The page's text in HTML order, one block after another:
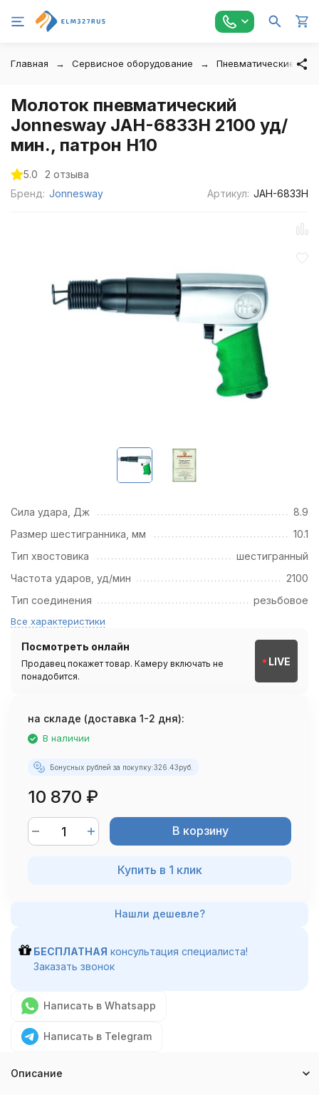
Главная Сервисное оборудование Пневматические
Молоток пневматический
Jonnesway JAH-6833H 2100 уд/
мин., патрон H10
5.0
2 отзыва
Бренд: Jonnesway Артикул: JAH-6833H
Сила удара, Дж
8.9
Размер шестигранника, мм
10.1
Тип хвостовика
шестигранный
Частота ударов, уд/мин
2100
Тип соединения
резьбовое
Все характеристики
Посмотреть онлайн
Продавец покажет товар. Камеру включать не
понадобится.
LIVE
на складе (доставка 1-2 дня):
В наличии
Бонусных рублей за покупку:326.43руб.
10 870 ₽
В корзину
Купить в 1 клик
БЕСПЛАТНАЯ консультация специалиста!
Заказать звонок
Написать в Whatsapp
Написать в Telegram
Описание